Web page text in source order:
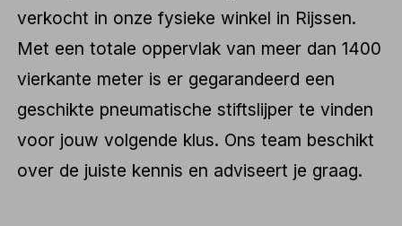
verkocht in onze fysieke winkel in Rijssen.
Met een totale oppervlak van meer dan 1400
vierkante meter is er gegarandeerd een
geschikte pneumatische stiftslijper te vinden
voor jouw volgende klus. Ons team beschikt
over de juiste kennis en adviseert je graag.